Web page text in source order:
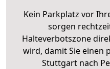
Kein Parkplatz vor
sorgen
Halteverbotszone
wird, damit Sie einen
Stuttgart nach